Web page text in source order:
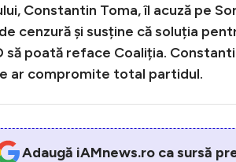
Constantin Toma, îl acuză pe
cenzură și susține că soluția
să poată reface Coaliția.
ar compromite total partidul.
Adaugă iAMnews.ro ca sursă